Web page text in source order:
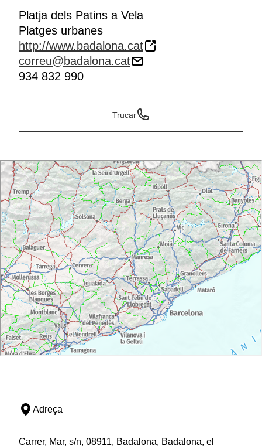
Platja dels Patins a Vela
Platges urbanes
http://www.badalona.cat
correu@badalona.cat
934 832 990
Trucar
Adreça
Carrer, Mar, s/n, 08911, Badalona, Badalona, el